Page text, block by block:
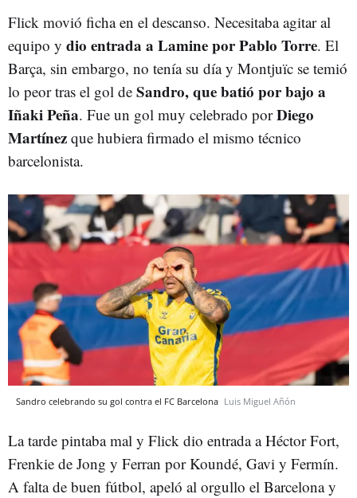
Flick movió ficha en el descanso. Necesitaba agitar al
equipo y dio entrada a Lamine por Pablo Torre. El
Barça, sin embargo, no tenía su día y Montjuïc se temió
lo peor tras el gol de Sandro, que batió por bajo a
Iñaki Peña. Fue un gol muy celebrado porDiego
Martínez que hubiera firmado el mismo técnico
barcelonista.
Sandro celebrando su gol contra el FC Barcelona Luis Miguel Añón
La tarde pintaba mal y Flick dio entrada a Héctor Fort,
Frenkie de Jong y Ferran por Koundé, Gavi y Fermín.
A falta de buen fútbol, apeló al orgullo el Barcelona y